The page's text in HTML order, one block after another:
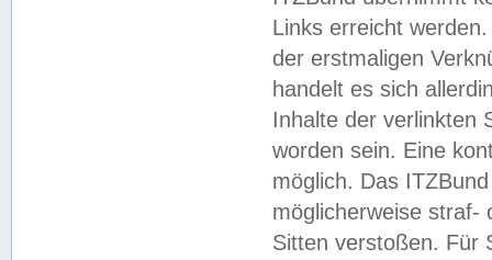
Links erreicht
der erstmaligen
handelt es sich
Inhalte der verlinkten
worden sein. Eine
möglich. Das
möglicherweise straf-
Sitten verstoßen. Für